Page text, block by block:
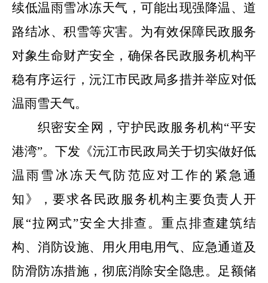
续低温雨雪冰冻天气，可能出现强降温、道
路结冰、积雪等灾害。为有效保障民政服务
对象生命财产安全，确保各民政服务机构平
稳有序运行， 沅江市民政局多措并举应对低
温雨雪天气。
织密安全网，守护民政服务机构“平安
港湾”。 下发《沅江市民政局关于切实做好低
温雨雪冰冻天气防范应对工作的紧急通
知》，要求各民政服务机构主要负责人 开
展“拉网式”安全大排查。重点排查建筑结
构、消防设施、用火用电用气、应急通道及
防滑防冻措施，彻底消除安全隐患 。 足额储